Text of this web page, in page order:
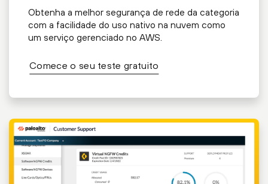
Obtenha a melhor segurança de rede da categoria
com a facilidade do uso nativo na nuvem como
um serviço gerenciado no AWS.
Comece o seu teste gratuito